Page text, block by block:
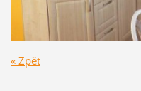
« Zpět